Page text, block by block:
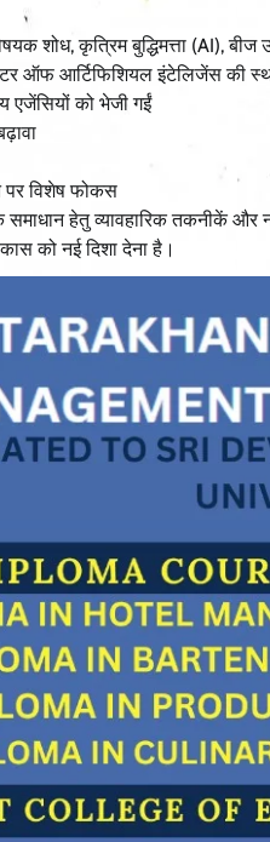
शोध, कृत्रिम बुद्धिमत्ता (AI),
ऑफ आर्टिफिशियल इंटेलिजेंस की
एजेंसियों को भेजी गईं
पर विशेष फोकस
हेतु व्यावहारिक तकनीकें और
को नई दिशा देना है।